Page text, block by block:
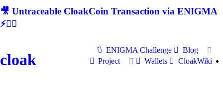
🎥 Untraceable CloakCoin Transaction via ENIGMA
⚡🕵‍♂
cloak
ENIGMA Challenge
Blog
Project
Wallets CloakWiki